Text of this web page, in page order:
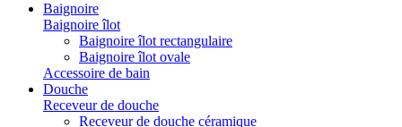
Baignoire
Baignoire îlot
Baignoire îlot rectangulaire
Baignoire îlot ovale
Accessoire de bain
Douche
Receveur de douche
Receveur de douche céramique